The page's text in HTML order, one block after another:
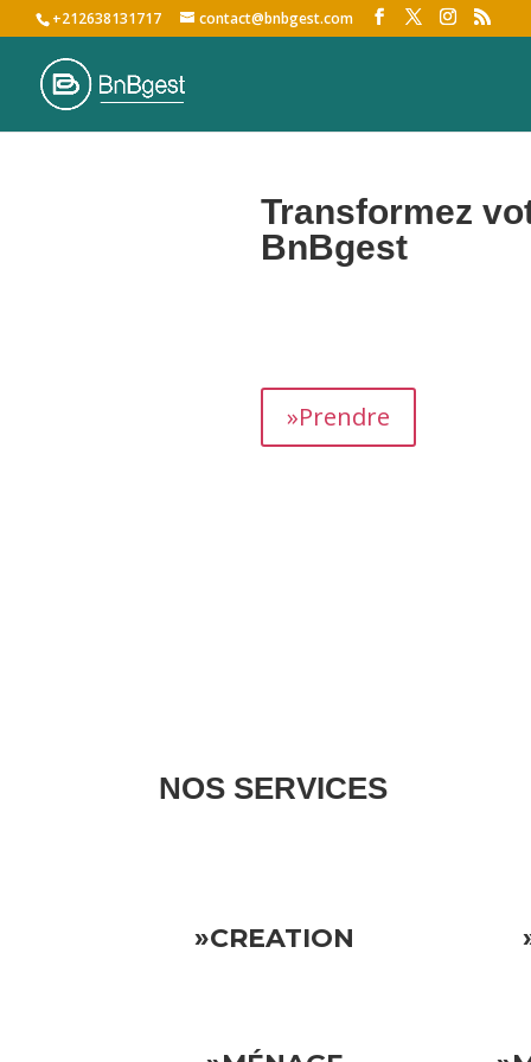
+212638131717 contact@bnbgest.com
Transformez
BnBgest
»Prendre
NOS SERVICES
»CREATION